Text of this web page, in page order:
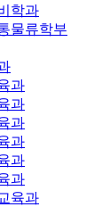
학과
물류학부
과
과
과
과
과
과
육과